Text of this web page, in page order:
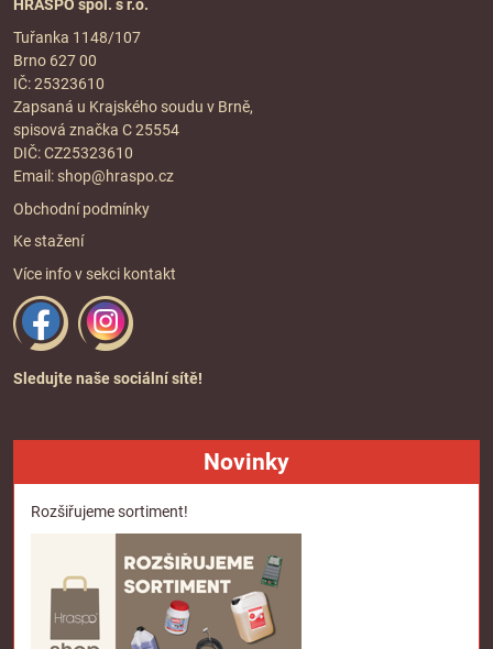
HRASPO spol. s r.o.
Tuřanka 1148/107
Brno 627 00
IČ: 25323610
Zapsaná u Krajského soudu v Brně,
spisová značka C 25554
DIČ: CZ25323610
Email: shop@hraspo.cz
Obchodní podmínky
Ke stažení
Více info v sekci kontakt
Sledujte naše sociální sítě!
Novinky
Rozšiřujeme sortiment!